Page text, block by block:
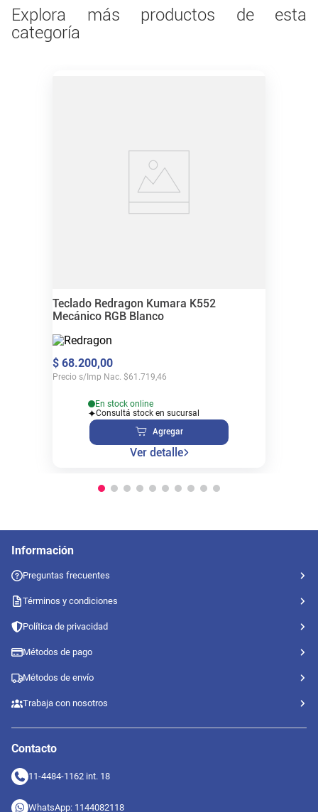
Explora más productos de esta
categoría
Teclado Redragon Kumara K552
Mecánico RGB Blanco
$ 68.200,00
Precio s/Imp Nac. $61.719,46
En stock online
Consultá stock en sucursal
Agregar
Ver detalle
Información
Preguntas frecuentes
Términos y condiciones
Política de privacidad
Métodos de pago
Métodos de envío
Trabaja con nosotros
Contacto
11-4484-1162 int. 18
WhatsApp: 1144082118